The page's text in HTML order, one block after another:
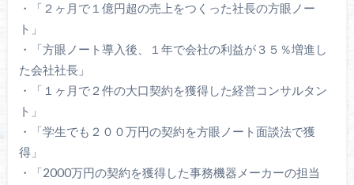
・「２ヶ月で１億円超の売上をつくった社長の方眼ノー
ト」
・「方眼ノート導入後、１年で会社の利益が３５％増進し
た会社社長」
・「１ヶ月で２件の大口契約を獲得した経営コンサルタン
ト」
・「学生でも２００万円の契約を方眼ノート面談法で獲
得」
・「2000万円の契約を獲得した事務機器メーカーの担当